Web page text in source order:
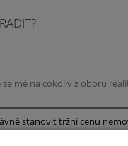
se mě na cokoliv z oboru
stanovit tržní cenu